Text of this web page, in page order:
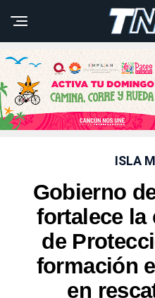
ISLA
Gobierno
fortalece la
de
formación
en